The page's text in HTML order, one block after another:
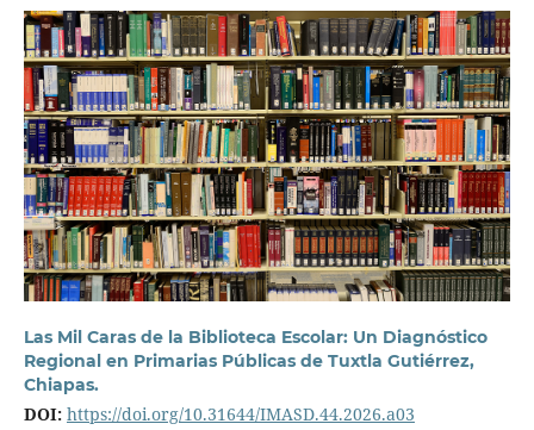
Las Mil Caras de la Biblioteca Escolar: Un Diagnóstico
Regional en Primarias Públicas de Tuxtla Gutiérrez,
Chiapas.
DOI: https://doi.org/10.31644/IMASD.44.2026.a03